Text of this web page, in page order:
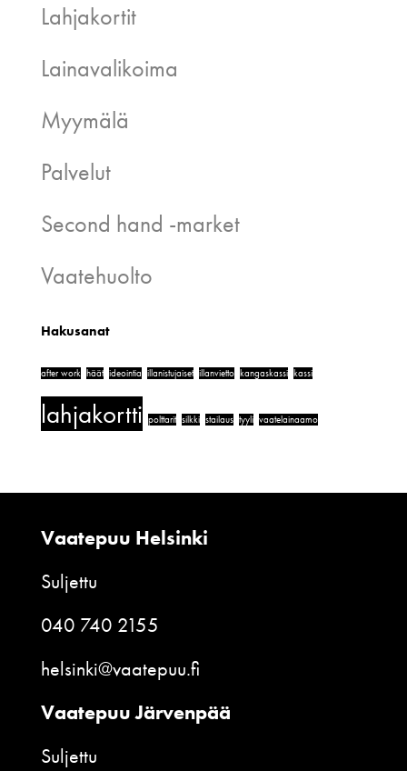
Lahjakortit
Lainavalikoima
Myymälä
Palvelut
Second hand -market
Vaatehuolto
Hakusanat
after work häät ideointia illanistujaiset illanvietto kangaskassi kassi
lahjakortti polttarit silkki stailaus tyyli vaatelainaamo
Vaatepuu Helsinki
Suljettu
040 740 2155
helsinki@vaatepuu.fi
Vaatepuu Järvenpää
Suljettu